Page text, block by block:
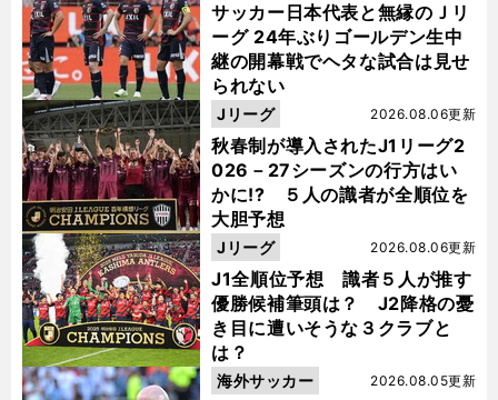
サッカー日本代表と無縁のＪリ
ーグ 24年ぶりゴールデン生中
継の開幕戦でヘタな試合は見せ
られない
秋春制が導入されたJ1リーグ2
026－27シーズンの行方はい
かに!? ５人の識者が全順位を
大胆予想
2026.08.06更新
Jリーグ
J1全順位予想 識者５人が推す
優勝候補筆頭は？ J2降格の憂
き目に遭いそうな３クラブと
は？
2026.08.06更新
Jリーグ
2026.08.05更新
海外サッカー